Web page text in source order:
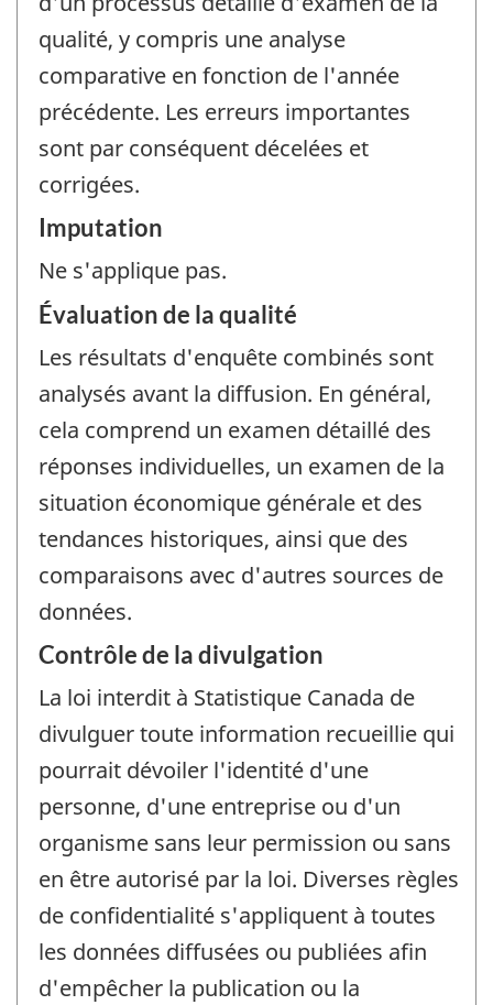
qualité, y compris une analyse
comparative en fonction de l'année
précédente. Les erreurs importantes
sont par conséquent décelées et
corrigées.
Imputation
Ne s'applique pas.
Évaluation de la qualité
Les résultats d'enquête combinés sont
analysés avant la diffusion. En général,
cela comprend un examen détaillé des
réponses individuelles, un examen de la
situation économique générale et des
tendances historiques, ainsi que des
comparaisons avec d'autres sources de
données.
Contrôle de la divulgation
La loi interdit à Statistique Canada de
divulguer toute information recueillie qui
pourrait dévoiler l'identité d'une
personne, d'une entreprise ou d'un
organisme sans leur permission ou sans
en être autorisé par la loi. Diverses règles
de confidentialité s'appliquent à toutes
les données diffusées ou publiées afin
d'empêcher la publication ou la